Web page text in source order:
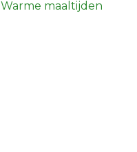
Warme maaltijden